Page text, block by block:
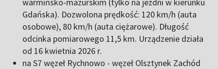
Gdańska). Dozwolona prędkość: 120 km/h (auta
osobowe), 80 km/h (auta ciężarowe). Długość
odcinka pomiarowego 11,5 km. Urządzenie działa
od 16 kwietnia 2026 r.
na S7 węzeł Rychnowo - węzeł Olsztynek Zachód